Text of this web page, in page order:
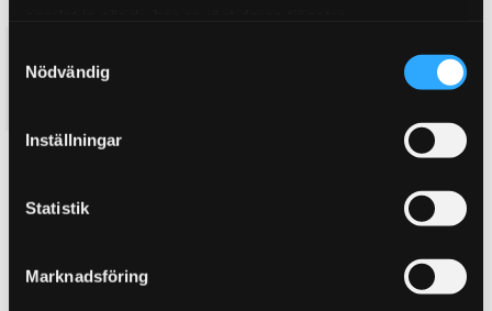
Nödvändig
Inställningar
Statistik
Marknadsföring
Bakbelägg
KÖP